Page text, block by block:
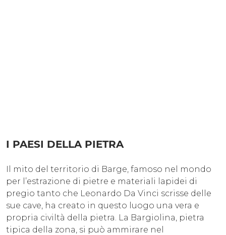
I PAESI DELLA PIETRA
Il mito del territorio di Barge, famoso nel mondo
per l’estrazione di pietre e materiali lapidei di
pregio tanto che Leonardo Da Vinci scrisse delle
sue cave, ha creato in questo luogo una vera e
propria civiltà della pietra. La Bargiolina, pietra
tipica della zona, si può ammirare nel